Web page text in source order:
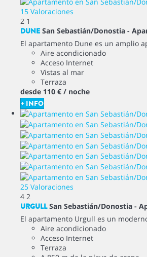
15 Valoraciones
2 1
DUNE San Sebastián/Donostia -
El apartamento Dune es un amplio
Aire acondicionado
Acceso Internet
Vistas al mar
Terraza
desde 110 € / noche
+ INFO
25 Valoraciones
4 2
URGULL San Sebastián/Donostia -
El apartamento Urgull es un
Aire acondicionado
Acceso Internet
Terraza